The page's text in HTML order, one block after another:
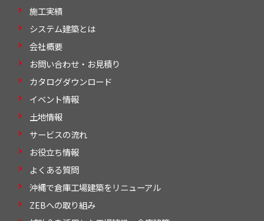
施工実績
システム建築とは
会社概要
お問い合わせ・お見積り
カタログダウンロード
イベント情報
土地情報
サービスの流れ
お役立ち情報
よくある質問
沖縄で倉庫工場建築をリニューアル
ZEBへの取り組み